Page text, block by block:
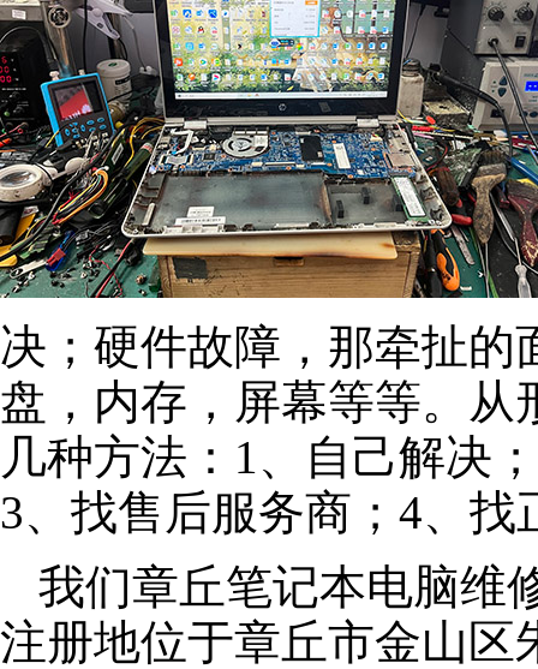
决；硬件故障，那牵扯的
盘，内存，屏幕等等。从
几种方法：1、自己解决
3、找售后服务商；4、找
我们章丘笔记本电脑维
注册地位于章丘市金山区